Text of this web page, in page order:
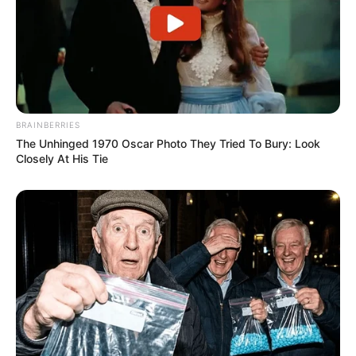
de chacun d’entre eux.
Jeux à 0.10 € exclusivité du Web
Arrivée du Quinté du jour, qui est le gagnant du
PRIX DE MONTSOREAU
1er 5 GALILEO BELLO
2e 7 EXPRESSO GOOD
3e 6 EPSON D’ARIANE
3e 8 ESPOIR DU NOYER
BRAINBERRIES
The Unhinged 1970 Oscar Photo They Tried To Bury: Look
Closely At His Tie